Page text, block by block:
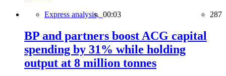
Express analysis, 00:03 287
BP and partners boost ACG capital
spending by 31% while holding
output at 8 million tonnes